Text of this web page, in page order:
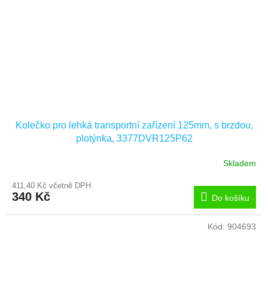
Kolečko pro lehká transportní zařízení 125mm, s brzdou,
plotýnka, 3377DVR125P62
Skladem
411,40 Kč včetně DPH
340 Kč Do košíku
Kód: 904693